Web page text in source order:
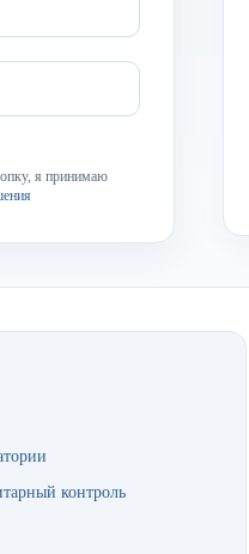
я принимаю
контроль